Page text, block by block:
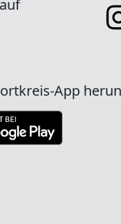
App